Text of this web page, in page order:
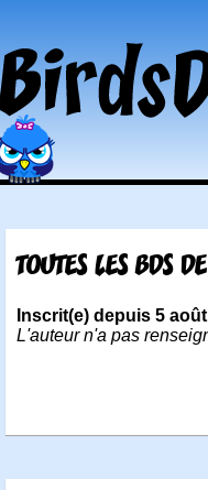
TOUTES LES BDS
Inscrit(e) depuis 5
L'auteur n'a pas